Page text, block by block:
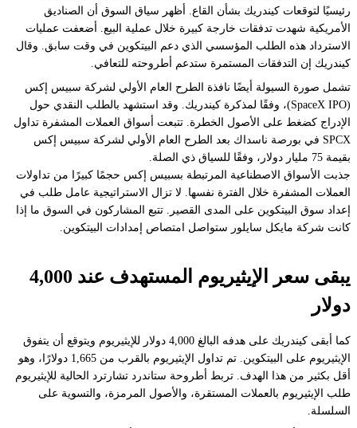
رئيسيًا لتوقعات كيندريك بشأن القاع. أظهر سياق السوق أن الصناديق
الأمريكية شهدت تدفقات خارجة كبيرة خلال عملية البيع. أضعفت عمليات
الاسترداد هذه الطلب المؤسسي الذي دعم البيتكوين في وقت سابق. وقال
كيندريك إن التدفقات المستمرة ستدعم أطروحته للتعافي.
تشمل صورة السيولة أيضًا نافذة الطرح العام الأولي لشركة سبيس إكس
(SpaceX IPO)، وفقًا لمذكرة كيندريك. وقد استشهد بالطلب النقدي حول
الإدراج كضغط على الأصول الخطرة. تتبعت أسواق العملات المشفرة تداول
SPCX في بورصة ناسداك بعد الطرح العام الأولي لشركة سبيس إكس
بقيمة 75 مليار دولار، وفقًا للسياق ذي الصلة.
جذبت الأسواق الاصطناعية المرتبطة بسبيس إكس حجمًا كبيرًا من تداولات
العملات المشفرة خلال الفترة نفسها. لا تزال الاستراتيجية عامل طلب في
إعداد سوق البيتكوين على المدى القصير. تتبع المشاركون في السوق ما إذا
كانت شركة مايكل سايلور ستواصل امتصاص إمدادات البيتكوين.
يبقى سعر الإيثيريوم المستهدف عند 4,000
دولار
كما أبقى كيندريك على هدفه البالغ 4,000 دولار للإيثيريوم ويتوقع أن يتفوق
الإيثيريوم على البيتكوين. تم تداول الإيثيريوم بالقرب من 1,665 دولارًا، وهو
أقل بكثير من هذا الهدف. تربط أطروحة ستاندرد تشارترد الحالية للإيثيريوم
طلب الإيثيريوم بالعملات المستقرة، والأصول المرمزة، والتسوية على
السلسلة.